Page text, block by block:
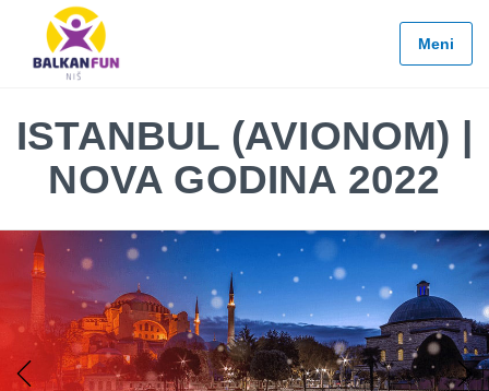
Travel
2026
EVROPSKI
GRADOVI
EGZOTIČNE
DESTINACIJE
KONTAKTIRAJTE
&
INFO
Meni
ISTANBUL (AVIONOM) |
NOVA GODINA 2022